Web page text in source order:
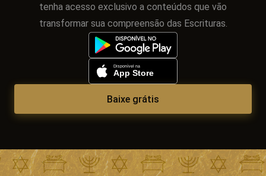
tenha acesso exclusivo a conteúdos que vão
transformar sua compreensão das Escrituras.
Baixe grátis